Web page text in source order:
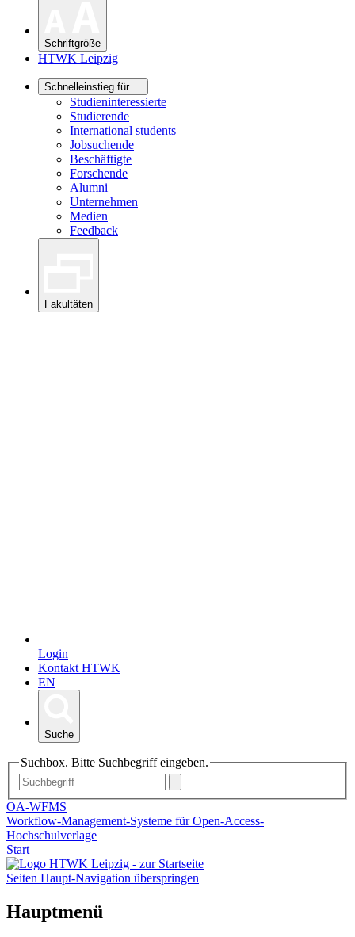
Schriftgröße
HTWK Leipzig
Schnelleinstieg für ...
Studieninteressierte
Studierende
International students
Jobsuchende
Beschäftigte
Forschende
Alumni
Unternehmen
Medien
Feedback
Fakultäten
Login
Kontakt HTWK
EN
Suche
Suchbox. Bitte Suchbegriff eingeben.
OA-WFMS
Workflow-Management-Systeme für Open-Access-
Hochschulverlage
Start
Seiten Haupt-Navigation überspringen
Hauptmenü